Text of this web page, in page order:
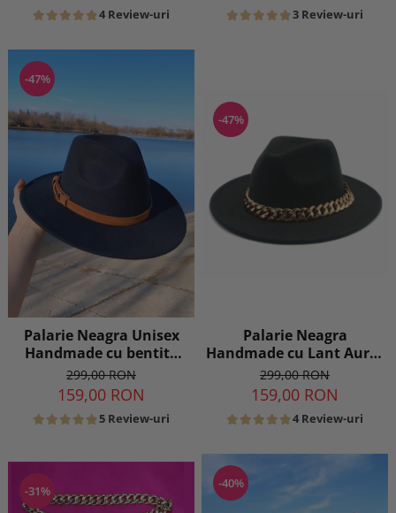
4 Review-uri 3 Review-uri
-47%
Palarie Neagra Unisex
Handmade cu bentita
detasabila din piele
maro
299,00 RON
159,00 RON
5 Review-uri
-47%
Palarie Neagra
Handmade cu Lant Auriu
detasabil
299,00 RON
159,00 RON
4 Review-uri
-31%
-40%